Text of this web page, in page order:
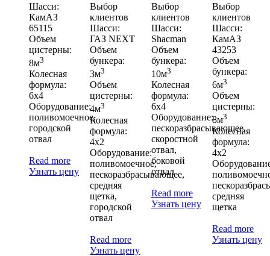
Шасси:
КамАЗ
65115
Объем
цистерны:
8м3
Колесная
формула:
6х4
Оборудование:
поливомоечное,
городской
отвал
Read more
Узнать цену
Выбор
клиентов
Шасси:
ГАЗ NEXT
Объем
бункера:
3м3
Объем
цистерны:
4м3
Колесная
формула:
4х2
Оборудование:
поливомоечное,
пескоразбрасывающее,
средняя
щетка,
городской
отвал
Read more
Узнать цену
Выбор
клиентов
Шасси:
Shacman
Объем
бункера:
10м3
Колесная
формула:
6х4
Оборудование:
пескоразбрасывающее,
скоростной
отвал,
боковой
отвал
Read more
Узнать цену
Выбор
клиентов
Шасси:
КамАЗ
43253
Объем
бункера:
6м3
Объем
цистерны:
8м3
Колесная
формула:
4х2
средняя
щетка
Read more
Узнать цену